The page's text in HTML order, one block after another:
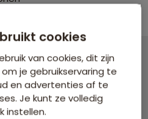
en Cambodja
van 2 personen
cookies
van cookies, dit zijn
je gebruikservaring te
en advertenties af te
Je kunt ze volledig
instellen.